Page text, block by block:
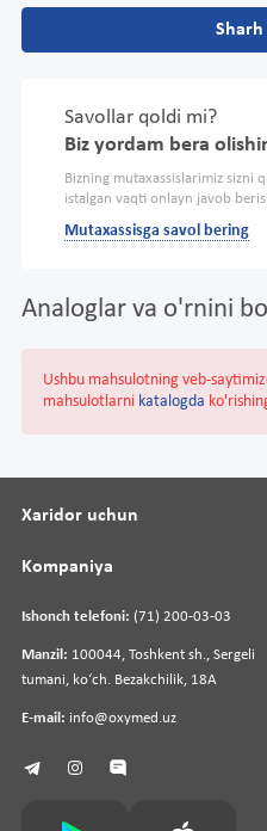
Sharh
Savollar qoldi mi?
Biz yordam bera
Bizning mutaxassislarimiz sizni
istalgan vaqti onlayn javob
Mutaxassisga savol bering
Analoglar va o'rnini
Ushbu mahsulotning veb-
mahsulotlarni katalogda
Ishonch telefoni: (71) 200-03-03
Manzil: 100044, Toshkent sh., Sergeli
tumani, koʻch. Bezakchilik, 18A
E-mail: info@oxymed.uz
Xaridor uchun
Kompaniya